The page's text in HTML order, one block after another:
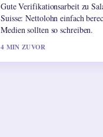
Starke Einordnung zu Die
Amélie: Handlung,
klarste Zusammenfassung, die